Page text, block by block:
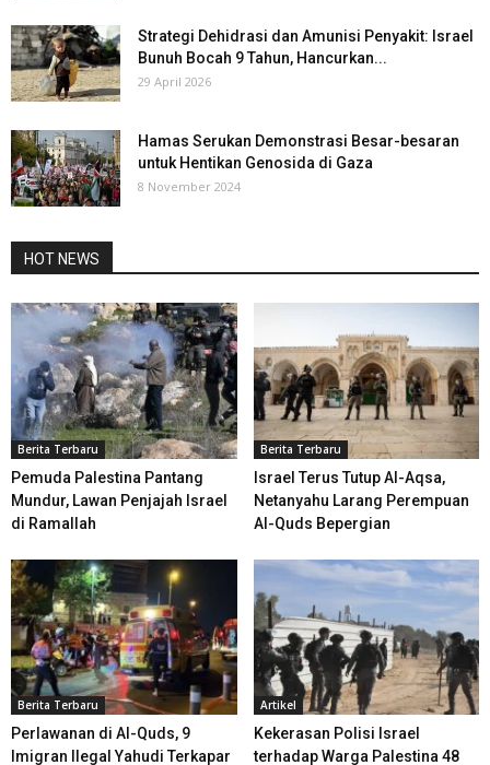
Strategi Dehidrasi dan Amunisi Penyakit: Israel
Bunuh Bocah 9 Tahun, Hancurkan...
29 April 2026
Hamas Serukan Demonstrasi Besar-besaran
untuk Hentikan Genosida di Gaza
8 November 2024
HOT NEWS
Berita Terbaru
Pemuda Palestina Pantang
Mundur, Lawan Penjajah Israel
di Ramallah
Berita Terbaru
Israel Terus Tutup Al-Aqsa,
Netanyahu Larang Perempuan
Al-Quds Bepergian
Berita Terbaru
Perlawanan di Al-Quds, 9
Imigran Ilegal Yahudi Terkapar
Artikel
Kekerasan Polisi Israel
terhadap Warga Palestina 48